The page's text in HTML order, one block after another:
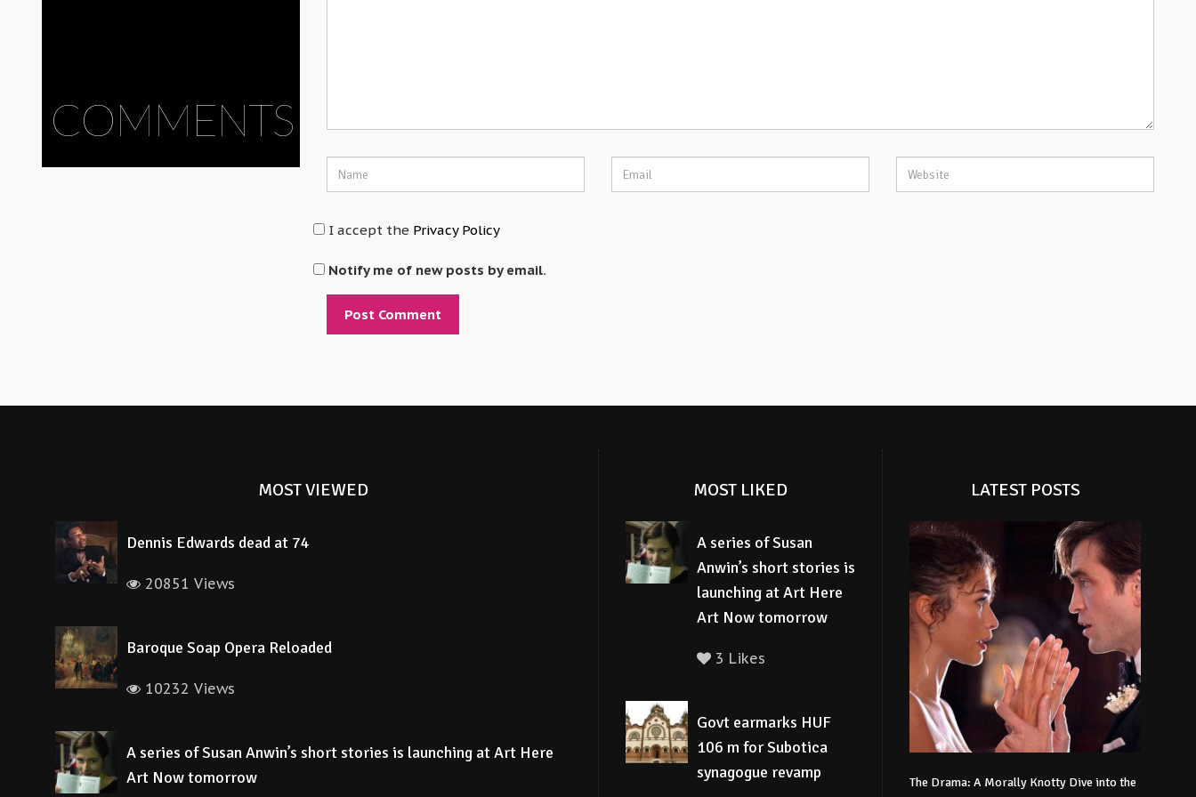
COMMENTS
I accept the Privacy Policy
Notify me of new posts by email.
MOST VIEWED
Dennis Edwards dead at 74
20851 Views
Baroque Soap Opera Reloaded
10232 Views
A series of Susan Anwin’s short stories is launching at Art Here
Art Now tomorrow
MOST LIKED
A series of Susan
Anwin’s short stories is
launching at Art Here
Art Now tomorrow
3 Likes
Govt earmarks HUF
106 m for Subotica
synagogue revamp
LATEST POSTS
The Drama: A Morally Knotty Dive into the